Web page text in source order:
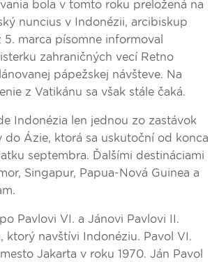
bola v tomto roku preložená na
nuncius v Indonézii, arcibiskup
marca písomne informoval
zahraničných vecí Retno
pápežskej návšteve. Na
z Vatikánu sa však stále čaká.
Indonézia len jednou zo zastávok
do Ázie, ktorá sa uskutoční od konca
septembra. Ďalšími destináciami
Singapur, Papua-Nová Guinea a
Pavlovi VI. a Jánovi Pavlovi II.
ktorý navštívi Indonéziu. Pavol VI.
Jakarta v roku 1970. Ján Pavol